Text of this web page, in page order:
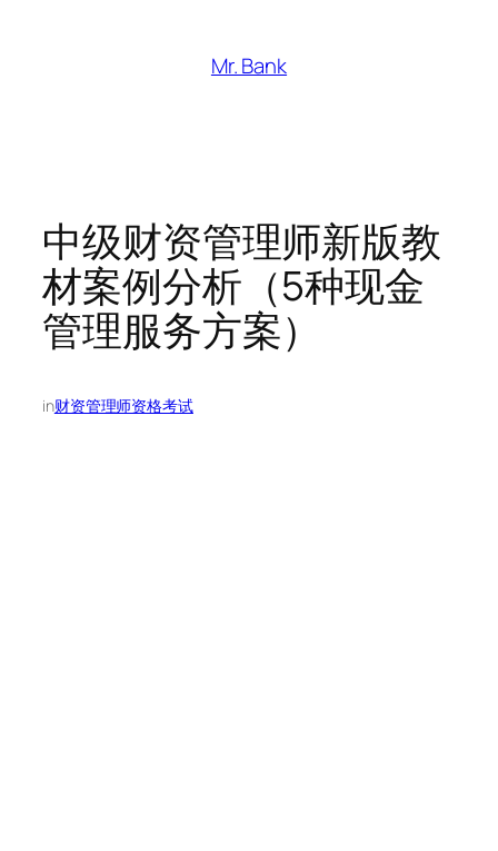
Mr. Bank
中级财资管理师新版教
材案例分析（5种现金
管理服务方案）
in财资管理师资格考试